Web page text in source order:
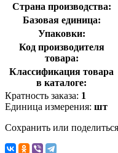
Страна производства:
Базовая единица:
Упаковки:
Код производителя
товара:
Классификация товара
в каталоге:
Кратность заказа: 1
Единица измерения: шт
Сохранить или